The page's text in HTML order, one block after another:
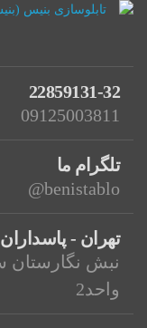
22859131-32
09125003811
تلگرام ما
benistablo@
تهران - پاسداران
واحد2